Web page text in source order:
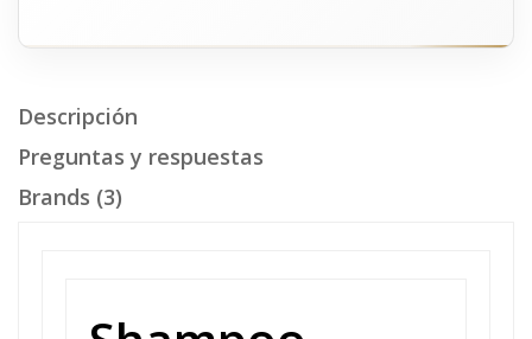
Descripción
Preguntas y respuestas
Brands (3)